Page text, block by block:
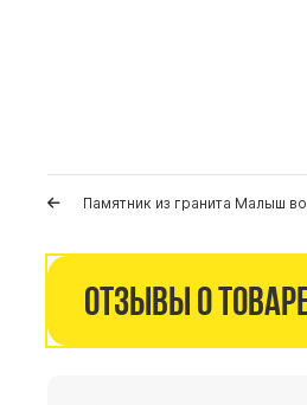
Памятник из гранита Малыш
Отзывы о